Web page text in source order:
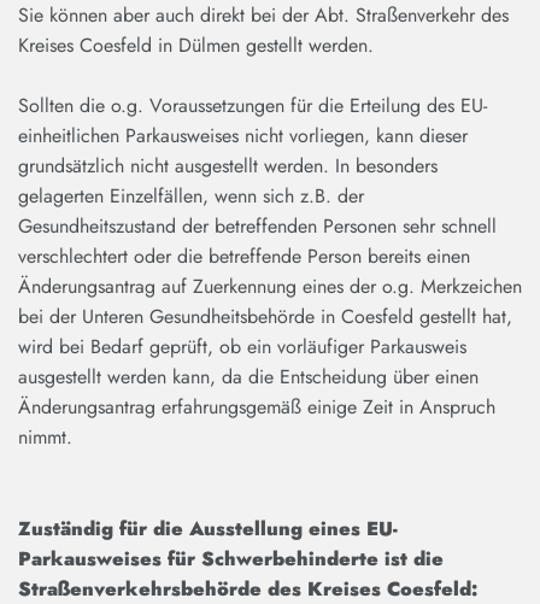
Sie können aber auch direkt bei der Abt. Straßenverkehr des
Kreises Coesfeld in Dülmen gestellt werden.
Sollten die o.g. Voraussetzungen für die Erteilung des EU-
einheitlichen Parkausweises nicht vorliegen, kann dieser
grundsätzlich nicht ausgestellt werden. In besonders
gelagerten Einzelfällen, wenn sich z.B. der
Gesundheitszustand der betreffenden Personen sehr schnell
verschlechtert oder die betreffende Person bereits einen
Änderungsantrag auf Zuerkennung eines der o.g. Merkzeichen
bei der Unteren Gesundheitsbehörde in Coesfeld gestellt hat,
wird bei Bedarf geprüft, ob ein vorläufiger Parkausweis
ausgestellt werden kann, da die Entscheidung über einen
Änderungsantrag erfahrungsgemäß einige Zeit in Anspruch
nimmt.
Zuständig für die Ausstellung eines EU-
Parkausweises für Schwerbehinderte ist die
Straßenverkehrsbehörde des Kreises Coesfeld: